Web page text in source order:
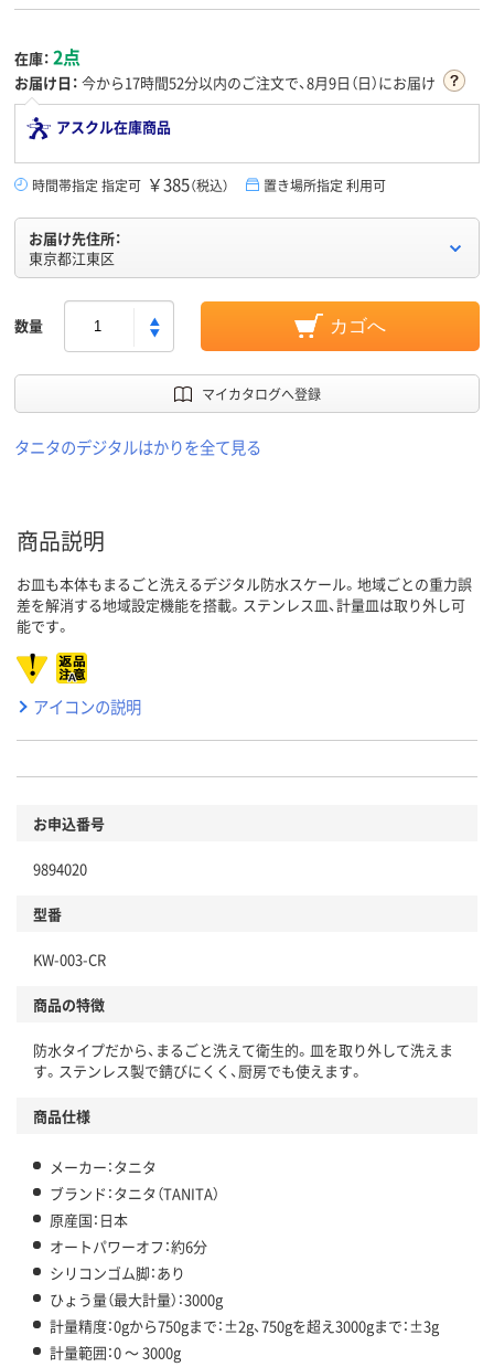
在庫： 2点
お届け日： 今から17時間52分以内のご注文で、8月9日（日）にお届け
アスクル在庫商品
時間帯指定 指定可 ￥385（税込） 置き場所指定 利用可
お届け先住所：
東京都江東区
数量 カゴへ
マイカタログへ登録
タニタのデジタルはかりを全て見る
商品説明
お皿も本体もまるごと洗えるデジタル防水スケール。地域ごとの重力誤
差を解消する地域設定機能を搭載。ステンレス皿、計量皿は取り外し可
能です。
アイコンの説明
お申込番号
9894020
型番
KW-003-CR
商品の特徴
防水タイプだから、まるごと洗えて衛生的。皿を取り外して洗えま
す。ステンレス製で錆びにくく、厨房でも使えます。
商品仕様
メーカー：タニタ
ブランド：タニタ（TANITA）
原産国：日本
オートパワーオフ：約6分
シリコンゴム脚：あり
ひょう量（最大計量）：3000g
計量精度：0gから750gまで：±2g、750gを超え3000gまで：±3g
計量範囲：0 ～ 3000g